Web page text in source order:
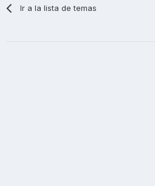
Ir a la lista de temas